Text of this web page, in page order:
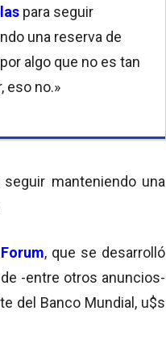
para seguir
una reserva de
algo que no es tan
eso no.»
manteniendo una
, que se desarrolló
-entre otros anuncios-
del Banco Mundial, u$s